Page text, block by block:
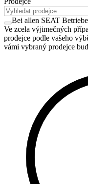
Bei allen SEAT
Ve zcela výjimečných
prodejce podle vašeho
vámi vybraný prodejce